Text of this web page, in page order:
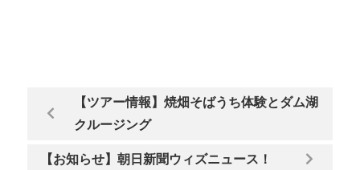
【ツアー情報】焼畑そばうち体験とダム湖
クルージング
【お知らせ】朝日新聞ウィズニュース！